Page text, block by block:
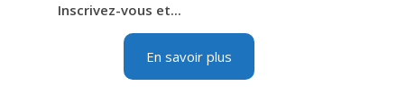
Inscrivez-vous et...
En savoir plus